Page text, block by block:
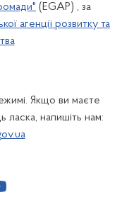
(EGAP) , за
агенції розвитку та
Якщо ви маєте
ласка, напишіть нам: